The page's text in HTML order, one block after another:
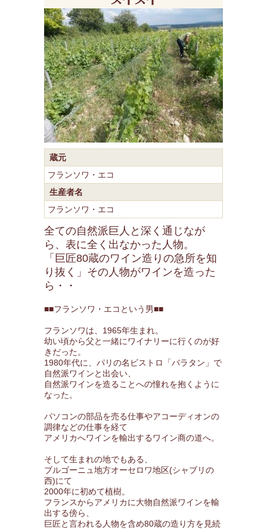
蔵元
フランソワ・エコ
生産者名
フランソワ・エコ
全ての自然派巨人と深く通じなが
ら、表に全く出なかった人物。
「巨匠80蔵のワイン造りの急所を知
り抜く」その人物がワインを造った
ら・・
■■フランソワ・エコという男■■
フランソワは、1965年生まれ。
幼い頃から父と一緒にワイナリーに行くのが好
きだった。
1980年代に、パリの名ビストロ「バラタン」で
自然派ワインと出会い、
自然派ワインを造ることへの憧れを抱くように
なった。
パソコンの部品を売る仕事やアコーディオンの
調律などの仕事を経て
アメリカへワインを輸出するワイン商の道へ。
そして生まれの地でもある、
ブルゴーニュ地方オーセロワ地区(シャブリの
西)にて
2000年に初めて植樹。
フランスからアメリカに大物自然派ワインを輸
出する傍ら、
巨匠と言われる人物を含め80蔵の造り方を見続